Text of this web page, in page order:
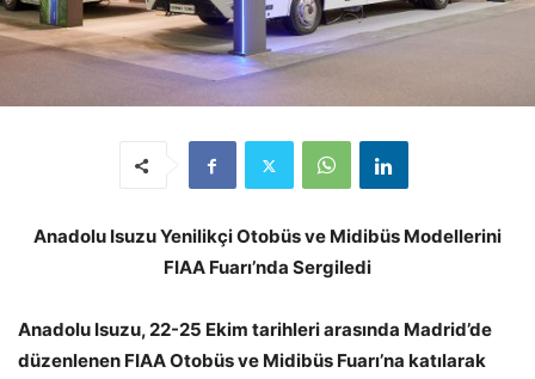
Anadolu Isuzu Yenilikçi Otobüs ve Midibüs Modellerini
FIAA Fuarı’nda Sergiledi
Anadolu Isuzu, 22-25 Ekim tarihleri arasında Madrid’de
düzenlenen FIAA Otobüs ve Midibüs Fuarı’na katılarak